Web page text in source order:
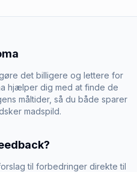
det billigere og lettere for
hjælper dig med at finde de
måltider, så du både sparer
madspild.
til forbedringer direkte til